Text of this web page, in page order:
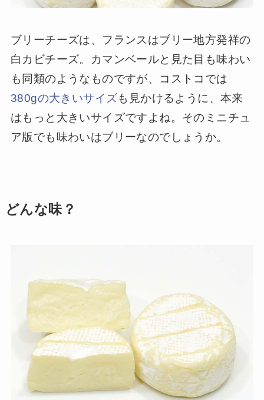
ブリーチーズは、フランスはブリー地方発祥の
白カビチーズ。カマンベールと見た目も味わい
も同類のようなものですが、コストコでは
380gの大きいサイズも見かけるように、本来
はもっと大きいサイズですよね。そのミニチュ
ア版でも味わいはブリーなのでしょうか。
どんな味？